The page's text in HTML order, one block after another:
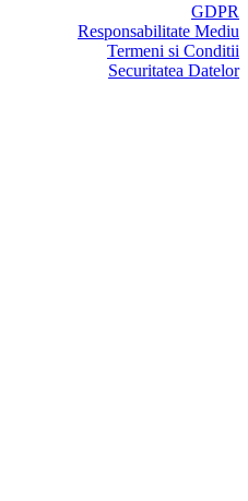
GDPR
Responsabilitate Mediu
Termeni si Conditii
Securitatea Datelor